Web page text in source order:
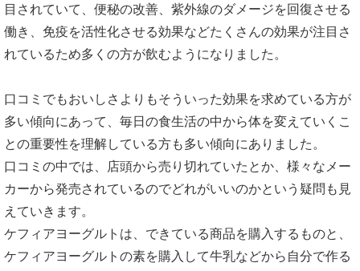
目されていて、便秘の改善、紫外線のダメージを回復させる
働き、免疫を活性化させる効果などたくさんの効果が注目さ
れているため多くの方が飲むようになりました。
口コミでもおいしさよりもそういった効果を求めている方が
多い傾向にあって、毎日の食生活の中から体を変えていくこ
との重要性を理解している方も多い傾向にありました。
口コミの中では、店頭から売り切れていたとか、様々なメー
カーから発売されているのでどれがいいのかという疑問も見
えていきます。
ケフィアヨーグルトは、できている商品を購入するものと、
ケフィアヨーグルトの素を購入して牛乳などから自分で作る